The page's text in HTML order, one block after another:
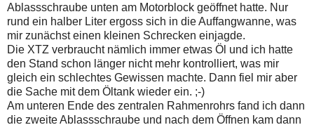
Ablassschraube unten am Motorblock geöffnet hatte. Nur
rund ein halber Liter ergoss sich in die Auffangwanne, was
mir zunächst einen kleinen Schrecken einjagde.
Die XTZ verbraucht nämlich immer etwas Öl und ich hatte
den Stand schon länger nicht mehr kontrolliert, was mir
gleich ein schlechtes Gewissen machte. Dann fiel mir aber
die Sache mit dem Öltank wieder ein. ;-)
Am unteren Ende des zentralen Rahmenrohrs fand ich dann
die zweite Ablassschraube und nach dem Öffnen kam dann